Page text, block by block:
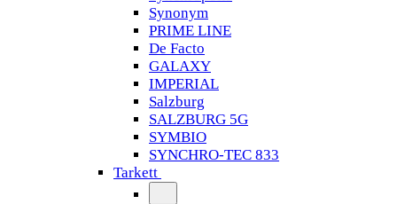
Synonym
PRIME LINE
De Facto
GALAXY
IMPERIAL
Salzburg
SALZBURG 5G
SYMBIO
SYNCHRO-TEC 833
Tarkett